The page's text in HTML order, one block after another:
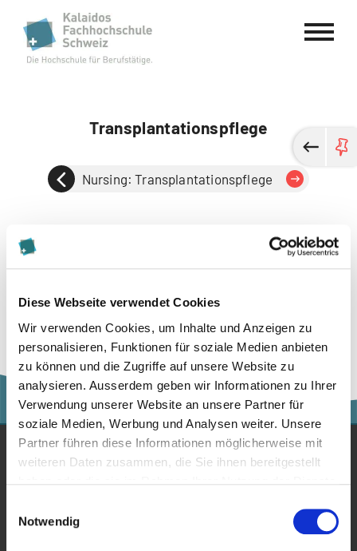
Diese Webseite verwendet Cookies
Wir verwenden Cookies, um Inhalte und Anzeigen zu
personalisieren, Funktionen für soziale Medien anbieten
zu können und die Zugriffe auf unsere Website zu
analysieren. Ausserdem geben wir Informationen zu Ihrer
Verwendung unserer Website an unsere Partner für
soziale Medien, Werbung und Analysen weiter. Unsere
Partner führen diese Informationen möglicherweise mit
weiteren Daten zusammen, die Sie ihnen bereitgestellt
Notwendig
Kalaidos Fachhochschule Schweiz
Transplantationspflege
Nursing: Transplantationspflege
Studium